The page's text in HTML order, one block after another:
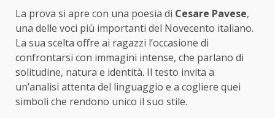
La prova si apre con una poesia di Cesare Pavese,
una delle voci più importanti del Novecento italiano.
La sua scelta offre ai ragazzi l’occasione di
confrontarsi con immagini intense, che parlano di
solitudine, natura e identità. Il testo invita a
un’analisi attenta del linguaggio e a cogliere quei
simboli che rendono unico il suo stile.